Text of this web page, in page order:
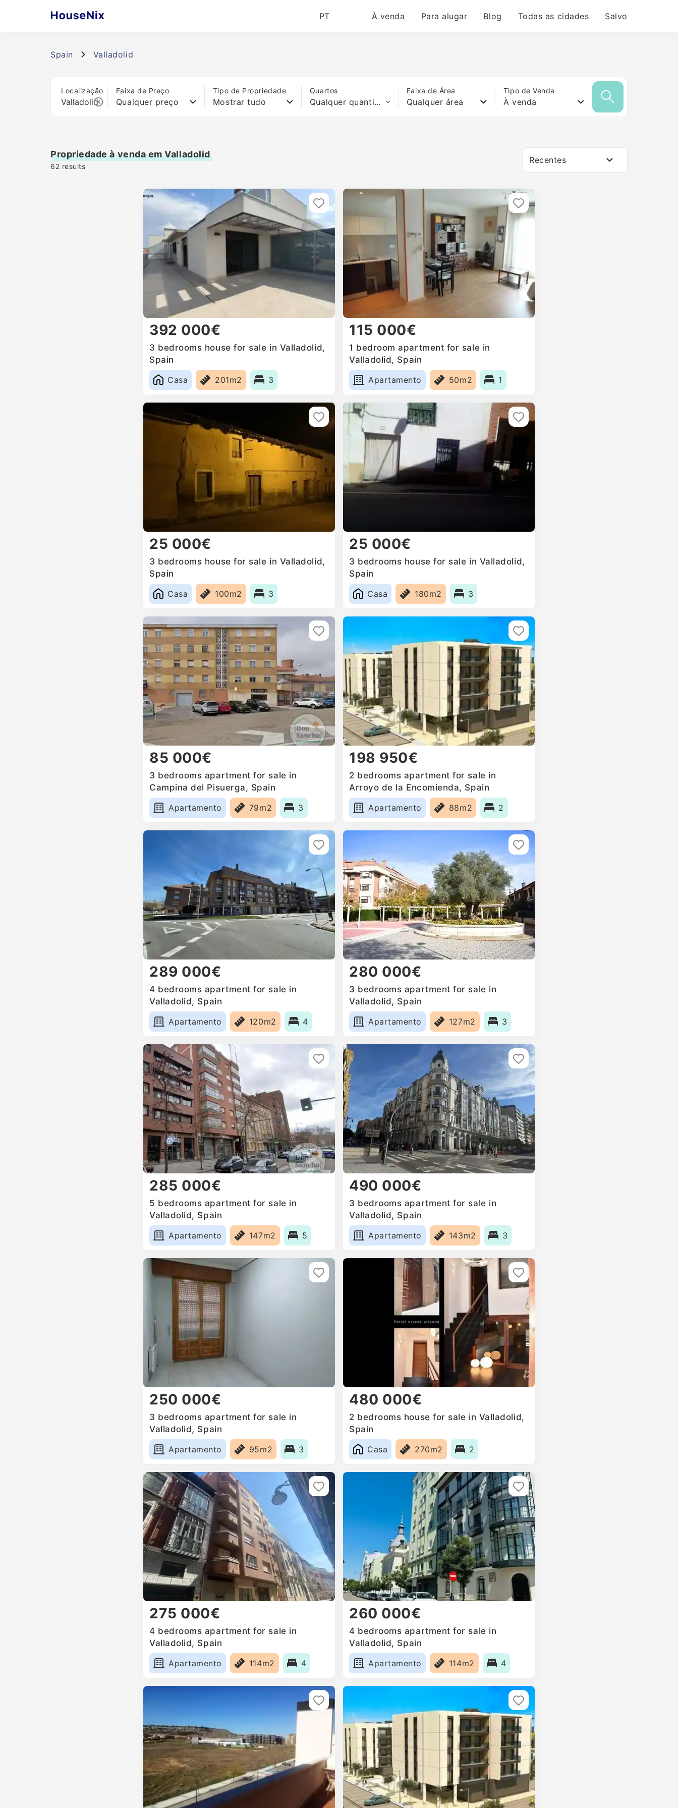
PT À venda Para alugar Blog Todas as cidades Salvo
Spain Valladolid
Localização Faixa de Preço
Qualquer preço
Tipo de Propriedade
Mostrar tudo
Quartos
Qualquer quantidade de quartos
Faixa de Área
Qualquer área
Tipo de Venda
À venda
Propriedade à venda em Valladolid
62 results
Recentes
392 000€
3 bedrooms house for sale in Valladolid,
Spain
Casa
201m2 3
115 000€
1 bedroom apartment for sale in
Valladolid, Spain
Apartamento
50m2 1
25 000€
3 bedrooms house for sale in Valladolid,
Spain
Casa
100m2 3
25 000€
3 bedrooms house for sale in Valladolid,
Spain
Casa
180m2 3
85 000€
3 bedrooms apartment for sale in
Campina del Pisuerga, Spain
Apartamento
79m2 3
198 950€
2 bedrooms apartment for sale in
Arroyo de la Encomienda, Spain
Apartamento
88m2 2
289 000€
4 bedrooms apartment for sale in
Valladolid, Spain
Apartamento
120m2 4
280 000€
3 bedrooms apartment for sale in
Valladolid, Spain
Apartamento
127m2 3
285 000€
5 bedrooms apartment for sale in
Valladolid, Spain
Apartamento
147m2 5
490 000€
3 bedrooms apartment for sale in
Valladolid, Spain
Apartamento
143m2 3
250 000€
3 bedrooms apartment for sale in
Valladolid, Spain
Apartamento
95m2 3
480 000€
2 bedrooms house for sale in Valladolid,
Spain
Casa
270m2 2
275 000€
4 bedrooms apartment for sale in
Valladolid, Spain
Apartamento
114m2 4
260 000€
4 bedrooms apartment for sale in
Valladolid, Spain
Apartamento
114m2 4